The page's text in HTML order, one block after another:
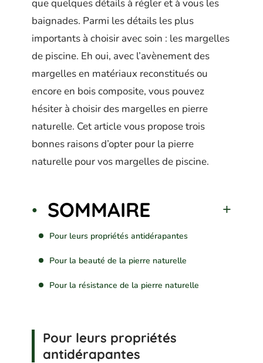
que quelques détails à régler et à vous les
baignades. Parmi les détails les plus
importants à choisir avec soin : les margelles
de piscine. Eh oui, avec l’avènement des
margelles en matériaux reconstitués ou
encore en bois composite, vous pouvez
hésiter à choisir des margelles en pierre
naturelle. Cet article vous propose trois
bonnes raisons d’opter pour la pierre
naturelle pour vos margelles de piscine.
SOMMAIRE
Pour leurs propriétés antidérapantes
Pour la beauté de la pierre naturelle
Pour la résistance de la pierre naturelle
Pour leurs propriétés
antidérapantes